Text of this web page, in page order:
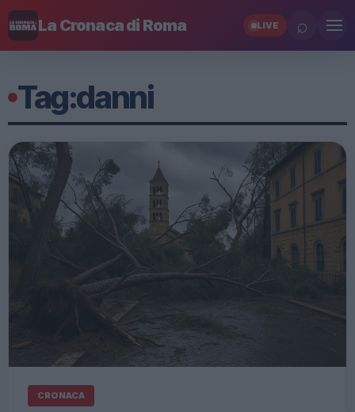
La Cronaca di Roma LIVE ⌕
Tag:danni
CRONACA